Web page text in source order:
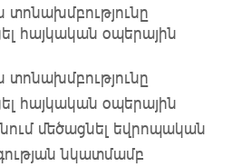
հայկական օպերային
հայկական օպերային
մեծացնել եվրոպական
նկատմամբ